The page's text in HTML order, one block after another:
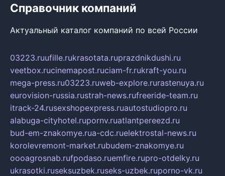
Справочник компаний
Актуальный каталог компаний по всей России
03223.ruufille.rukrasotata.ruprazdnikdushi.ru
veetbox.rucinemapost.ruciam-fr.rukraft-you.ru
mega-press.ru03223.ruweb-explore.rurastenuya.ru
eurovision-russia.rustrah-news.rufreeride-team.ru
itrack-24.rusexshopexpress.ruautostudiopro.ru
alabuga-cityhotel.rupornv.ruatlantpereezd.ru
bud-em-znakomye.rua-cdc.ruelektrostal-news.ru
korolevremont-market.rubudem-znakomye.ru
oooagrosnab.rufpodaso.ruemfire.rupro-otdelky.ru
ukrasotki.ruseksuzbek.ruseks-uzbek.ruporno-vk.ru